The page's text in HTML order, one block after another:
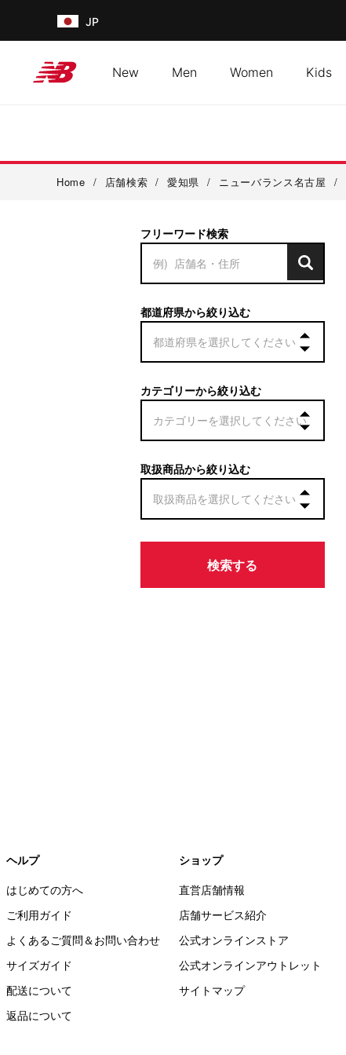
JP
New Men Women Kids
Home / 店舗検索 / 愛知県 / ニューバランス名古屋 /
フリーワード検索
都道府県から絞り込む
カテゴリーから絞り込む
取扱商品から絞り込む
ヘルプ
はじめての方へ
ご利用ガイド
よくあるご質問＆お問い合わせ
サイズガイド
配送について
返品について
ショップ
直営店舗情報
店舗サービス紹介
公式オンラインストア
公式オンラインアウトレット
サイトマップ